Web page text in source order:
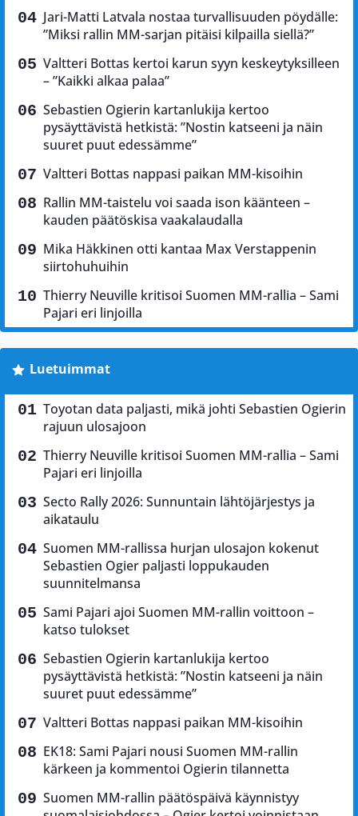
Jari-Matti Latvala nostaa turvallisuuden pöydälle:
”Miksi rallin MM-sarjan pitäisi kilpailla siellä?”
Valtteri Bottas kertoi karun syyn keskeytyksilleen
– ”Kaikki alkaa palaa”
Sebastien Ogierin kartanlukija kertoo
pysäyttävistä hetkistä: ”Nostin katseeni ja näin
suuret puut edessämme”
Valtteri Bottas nappasi paikan MM-kisoihin
Rallin MM-taistelu voi saada ison käänteen –
kauden päätöskisa vaakalaudalla
Mika Häkkinen otti kantaa Max Verstappenin
siirtohuhuihin
Thierry Neuville kritisoi Suomen MM-rallia – Sami
Pajari eri linjoilla
Luetuimmat
Toyotan data paljasti, mikä johti Sebastien Ogierin
rajuun ulosajoon
Thierry Neuville kritisoi Suomen MM-rallia – Sami
Pajari eri linjoilla
Secto Rally 2026: Sunnuntain lähtöjärjestys ja
aikataulu
Suomen MM-rallissa hurjan ulosajon kokenut
Sebastien Ogier paljasti loppukauden
suunnitelmansa
Sami Pajari ajoi Suomen MM-rallin voittoon –
katso tulokset
Sebastien Ogierin kartanlukija kertoo
pysäyttävistä hetkistä: ”Nostin katseeni ja näin
suuret puut edessämme”
Valtteri Bottas nappasi paikan MM-kisoihin
EK18: Sami Pajari nousi Suomen MM-rallin
kärkeen ja kommentoi Ogierin tilannetta
Suomen MM-rallin päätöspäivä käynnistyy